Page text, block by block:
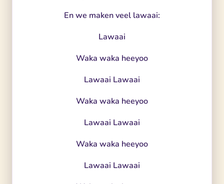
En we maken veel lawaai:
Lawaai
Waka waka heeyoo
Lawaai Lawaai
Waka waka heeyoo
Lawaai Lawaai
Waka waka heeyoo
Lawaai Lawaai